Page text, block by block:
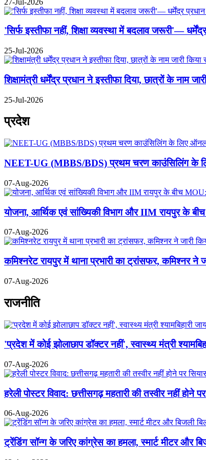
'सिर्फ इस्तीफा नहीं, शिक्षा व्यवस्था में बदलाव जरूरी'—
25-Jul-2026
शिक्षामंत्री धर्मेंद्र प्रधान ने इस्तीफा दिया, छात्रों के नाम
25-Jul-2026
प्रदेश
NEET-UG (MBBS/BDS) प्रथम चरण काउंसिलिंग के
07-Aug-2026
योजना, आर्थिक एवं सांख्यिकी विभाग और IIM रायपुर के बीच
07-Aug-2026
कमिश्नरेट रायपुर में थाना प्रभारी का ट्रांसफर, कमिश्नर ने
07-Aug-2026
राजनीति
'प्रदेश में कोई झोलाछाप डॉक्टर नहीं', स्वास्थ्य मंत्री
07-Aug-2026
हरेली पोस्टर विवाद: छत्तीसगढ़ महतारी की तस्वीर नहीं होने
06-Aug-2026
ट्रेंडिंग सॉन्ग के जरिए कांग्रेस का हमला, स्मार्ट मीटर और